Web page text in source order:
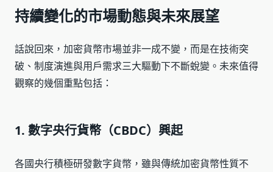
持續變化的市場動態與未來展望
話說回來，加密貨幣市場並非一成不變，而是在技術突
破、制度演進與用戶需求三大驅動下不斷蛻變。未來值得
觀察的幾個重點包括：
1. 數字央行貨幣（CBDC）興起
各國央行積極研發數字貨幣，雖與傳統加密貨幣性質不